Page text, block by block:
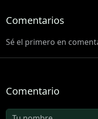
Comentarios
Sé el primero en
Comentario